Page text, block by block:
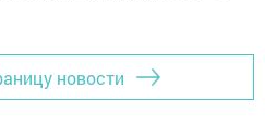
новости